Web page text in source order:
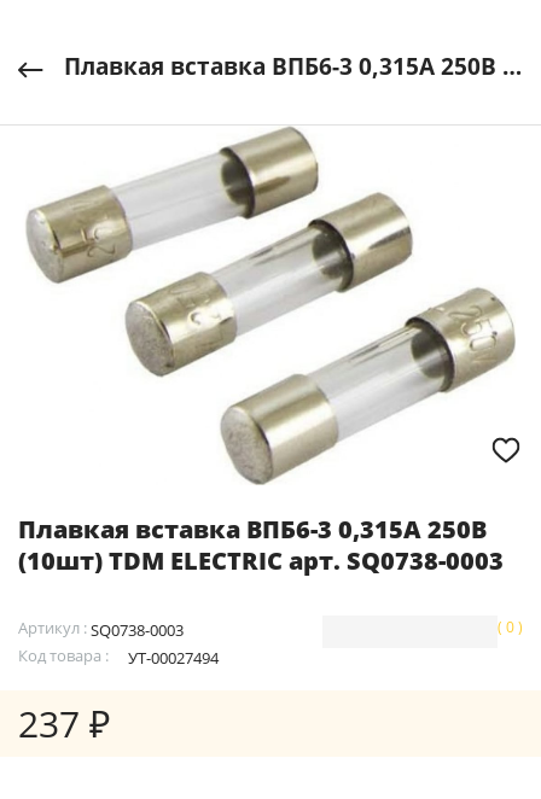
Плавкая вставка ВПБ6-3 0,315А 250В (10шт) TDM ELECTRIC арт. SQ0738-0003
Плавкая вставка ВПБ6-3 0,315А 250В
(10шт) TDM ELECTRIC арт. SQ0738-0003
Артикул :SQ0738-0003
Код товара :
УТ-00027494
( 0 )
237 ₽